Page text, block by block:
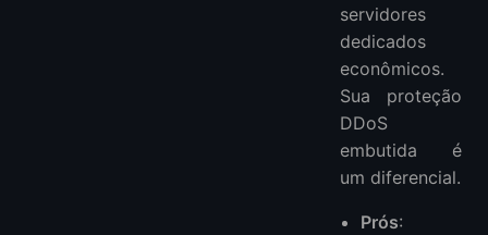
servidores
dedicados
econômicos.
Sua proteção
DDoS
embutida é
um diferencial.
Prós: